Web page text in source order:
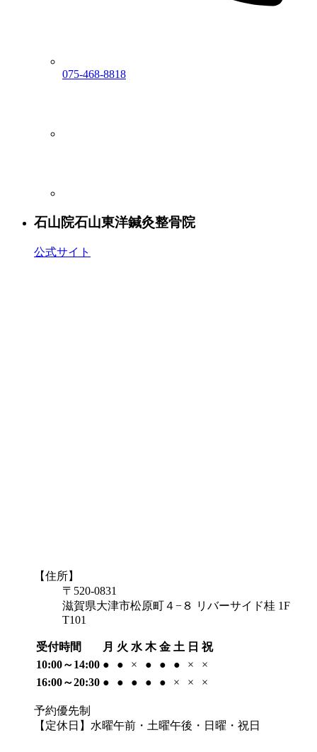
075-468-8818
石山院石山東洋鍼灸整骨院
公式サイト
【住所】
〒520-0831
滋賀県大津市松原町４−８ リバーサイド桂 1F
T101
受付時間 月 火 水 木 金 土 日 祝
10:00～14:00 ● ● × ● ● ● ×
×
16:00～20:30 ● ● ● ● ● × × ×
予約優先制
【定休日】水曜午前・土曜午後・日曜・祝日